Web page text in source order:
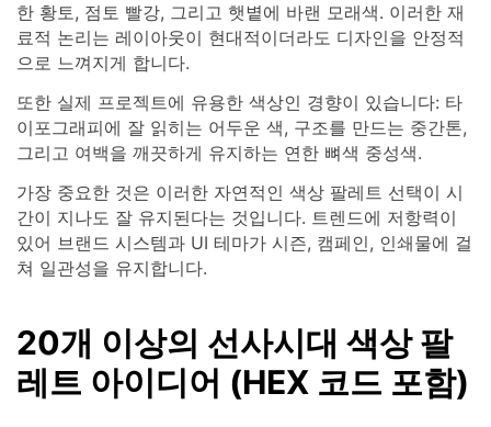
한 황토, 점토 빨강, 그리고 햇볕에 바랜 모래색. 이러한 재
료적 논리는 레이아웃이 현대적이더라도 디자인을 안정적
으로 느껴지게 합니다.
또한 실제 프로젝트에 유용한 색상인 경향이 있습니다: 타
이포그래피에 잘 읽히는 어두운 색, 구조를 만드는 중간톤,
그리고 여백을 깨끗하게 유지하는 연한 뼈색 중성색.
가장 중요한 것은 이러한 자연적인 색상 팔레트 선택이 시
간이 지나도 잘 유지된다는 것입니다. 트렌드에 저항력이
있어 브랜드 시스템과 UI 테마가 시즌, 캠페인, 인쇄물에 걸
쳐 일관성을 유지합니다.
20개 이상의 선사시대 색상 팔
레트 아이디어 (HEX 코드 포함)